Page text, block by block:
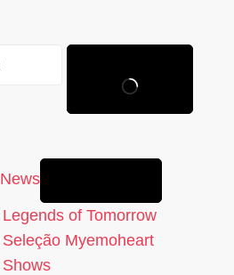
Legends of Tomorrow
Seleção Myemoheart
Shows